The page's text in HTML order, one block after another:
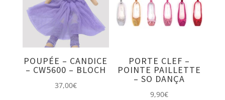
POUPÉE – CANDICE
– CW5600 – BLOCH
37,00€
PORTE CLEF –
POINTE PAILLETTE
– SO DANÇA
9,90€